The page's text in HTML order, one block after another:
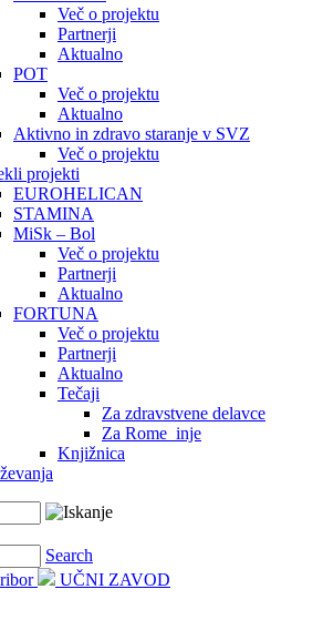
Več o projektu
Partnerji
Aktualno
POT
Več o projektu
Aktualno
Aktivno in zdravo staranje v SVZ
Več o projektu
projekti
EUROHELICAN
STAMINA
MiSk – Bol
Več o projektu
Partnerji
Aktualno
FORTUNA
Več o projektu
Partnerji
Aktualno
Tečaji
Za zdravstvene delavce
Za Rome_inje
Knjižnica
Search
UČNI ZAVOD